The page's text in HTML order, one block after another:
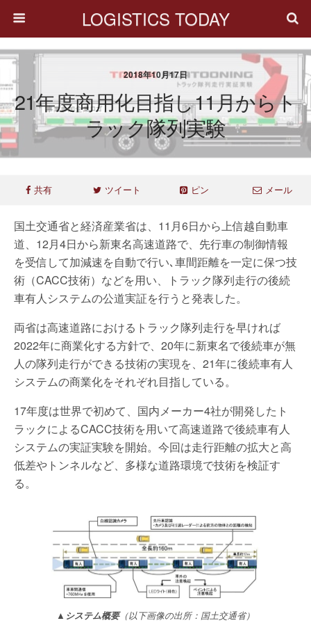
LOGISTICS TODAY
2018年10月17日
21年度商用化目指し11月からト
ラック隊列実験
共有 ツイート ピン メール
国土交通省と経済産業省は、11月6日から上信越自動車
道、12月4日から新東名高速道路で、先行車の制御情報
を受信して加減速を自動で行い､車間距離を一定に保つ技
術（CACC技術）などを用い、トラック隊列走行の後続
車有人システムの公道実証を行うと発表した。
両省は高速道路におけるトラック隊列走行を早ければ
2022年に商業化する方針で、20年に新東名で後続車が無
人の隊列走行ができる技術の実現を、21年に後続車有人
システムの商業化をそれぞれ目指している。
17年度は世界で初めて、国内メーカー4社が開発したト
ラックによるCACC技術を用いて高速道路で後続車有人
システムの実証実験を開始。今回は走行距離の拡大と高
低差やトンネルなど、多様な道路環境で技術を検証す
る。
▲システム概要（以下画像の出所：国土交通省）